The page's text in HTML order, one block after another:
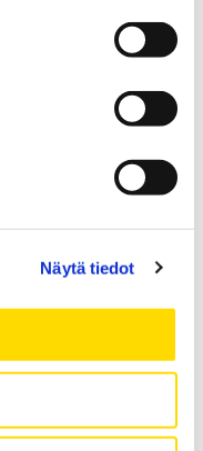
Näytä tiedot
ja
haasteisiin
väitökseen